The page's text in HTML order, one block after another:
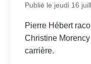
Publié le jeudi 16
Pierre Hébert
Christine
carrière.